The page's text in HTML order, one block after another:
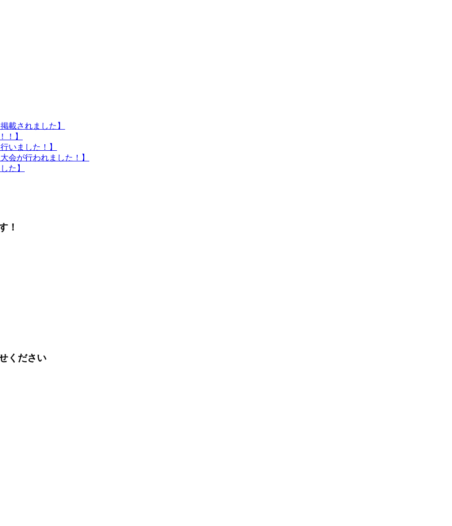
載されました】
！】
いました！】
会が行われました！】
た】
！
ください